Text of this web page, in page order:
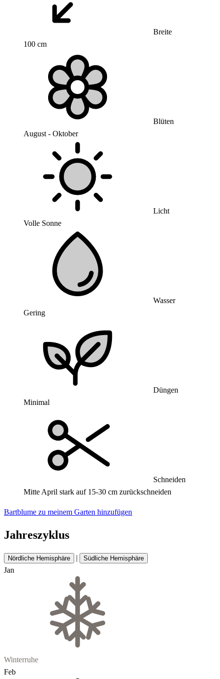
Breite
100 cm
Blüten
August - Oktober
Licht
Volle Sonne
Wasser
Gering
Düngen
Minimal
Schneiden
Mitte April stark auf 15-30 cm zurückschneiden
Bartblume zu meinem Garten hinzufügen
Jahreszyklus
Nördliche Hemisphäre | Südliche Hemisphäre
Jan
Winterruhe
Feb